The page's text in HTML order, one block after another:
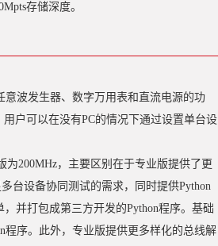
存储深度。
意波发生器、数字万用表和直流电源的功
户可以在没有PC的情况下通过设置单台设
为200MHz，主要区别在于专业版提供了更
台设备协同测试的需求，同时提供Python
并打包成第三方开发的Python程序。基础
程序。此外，专业版提供更多样化的总线解